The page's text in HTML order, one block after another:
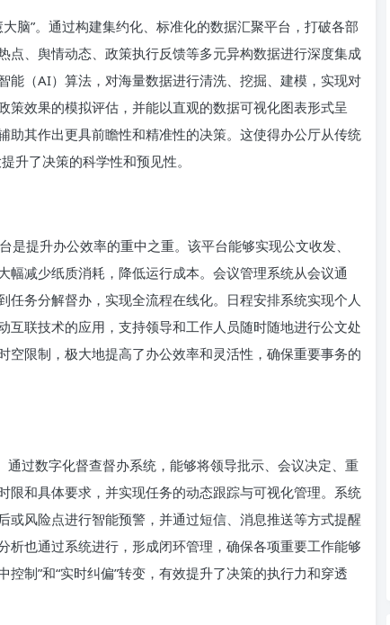
脑”。通过构建集约化、标准化的数据汇聚平台，打破各部
点、舆情动态、政策执行反馈等多元异构数据进行深度集成
能（AI）算法，对海量数据进行清洗、挖掘、建模，实现对
策效果的模拟评估，并能以直观的数据可视化图表形式呈
助其作出更具前瞻性和精准性的决策。这使得办公厅从传统
升了决策的科学性和预见性。
提升办公效率的重中之重。该平台能够实现公文收发、
幅减少纸质消耗，降低运行成本。会议管理系统从会议通
任务分解督办，实现全流程在线化。日程安排系统实现个人
互联技术的应用，支持领导和工作人员随时随地进行公文处
空限制，极大地提高了办公效率和灵活性，确保重要事务的
通过数字化督查督办系统，能够将领导批示、会议决定、重
限和具体要求，并实现任务的动态跟踪与可视化管理。系统
或风险点进行智能预警，并通过短信、消息推送等方式提醒
析也通过系统进行，形成闭环管理，确保各项重要工作能够
控制”和“实时纠偏”转变，有效提升了决策的执行力和穿透